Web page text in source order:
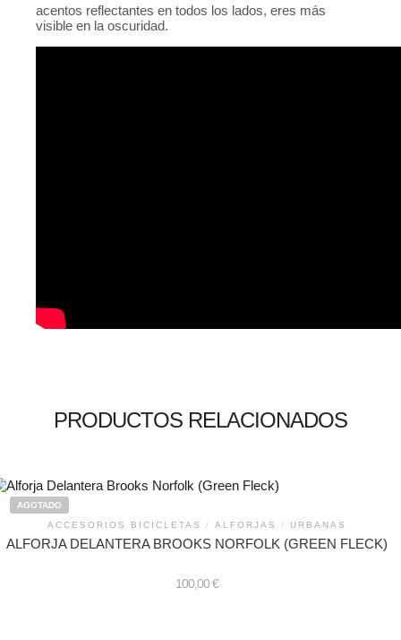
acentos reflectantes en todos los lados, eres más
visible en la oscuridad.
PRODUCTOS RELACIONADOS
AGOTADO
ACCESORIOS BICICLETAS
/ ALFORJAS / URBANAS
ALFORJA DELANTERA BROOKS NORFOLK (GREEN FLECK)
100,00€